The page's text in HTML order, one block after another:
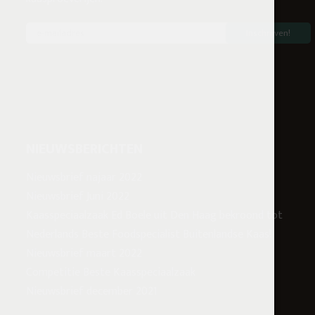
Kaasspeciaalzaak Ed Boele uit Den Haag bekroond tot